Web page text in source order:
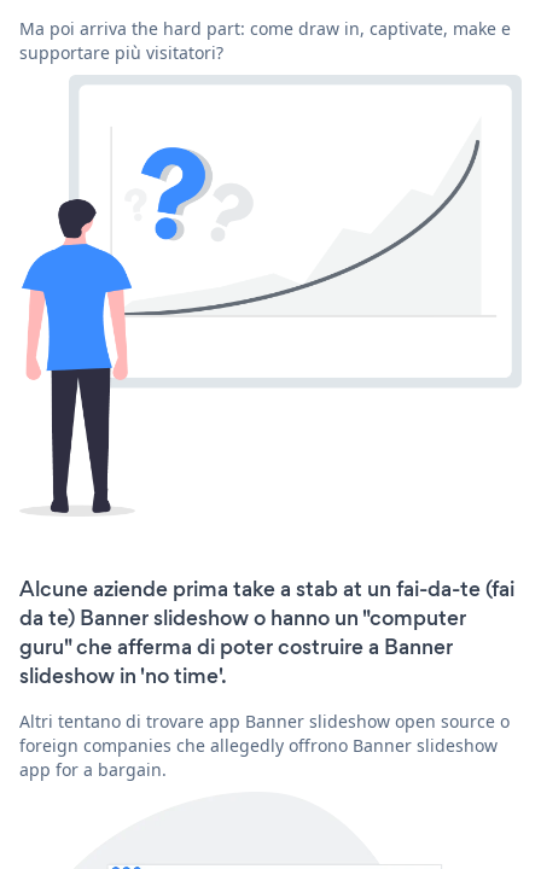
Ma poi arriva the hard part: come draw in, captivate, make e
supportare più visitatori?
Alcune aziende prima take a stab at un fai-da-te (fai
da te) Banner slideshow o hanno un "computer
guru" che afferma di poter costruire a Banner
slideshow in 'no time'.
Altri tentano di trovare app Banner slideshow open source o
foreign companies che allegedly offrono Banner slideshow
app for a bargain.